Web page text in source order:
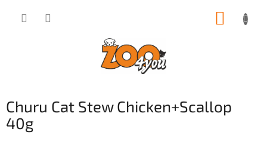
Churu Cat Stew Chicken+Scallop
40g